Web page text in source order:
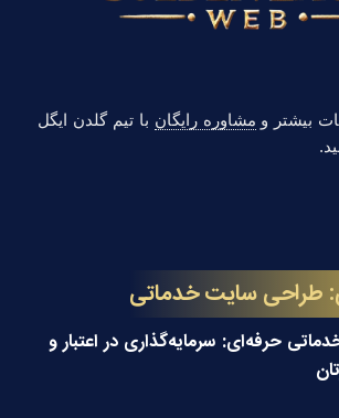
بیشتر و مشاوره رایگان با تیم گلدن ایگل
طراحی سایت خدماتی
حرفه‌ای: سرمایه‌گذاری در اعتبار و